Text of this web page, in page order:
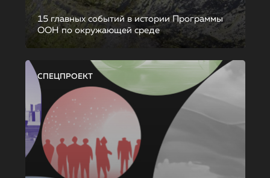
15 главных событий в истории Программы
ООН по окружающей среде
СПЕЦПРОЕКТ